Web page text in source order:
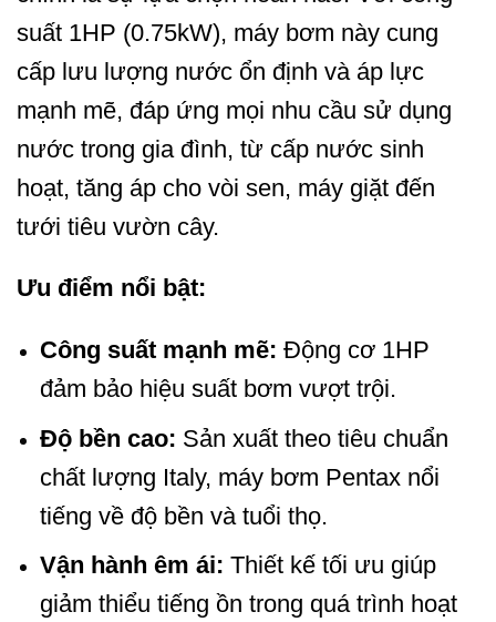
suất 1HP (0.75kW), máy bơm này cung
cấp lưu lượng nước ổn định và áp lực
mạnh mẽ, đáp ứng mọi nhu cầu sử dụng
nước trong gia đình, từ cấp nước sinh
hoạt, tăng áp cho vòi sen, máy giặt đến
tưới tiêu vườn cây.
Ưu điểm nổi bật:
Công suất mạnh mẽ: Động cơ 1HP
đảm bảo hiệu suất bơm vượt trội.
Độ bền cao: Sản xuất theo tiêu chuẩn
chất lượng Italy, máy bơm Pentax nổi
tiếng về độ bền và tuổi thọ.
Vận hành êm ái: Thiết kế tối ưu giúp
giảm thiểu tiếng ồn trong quá trình hoạt